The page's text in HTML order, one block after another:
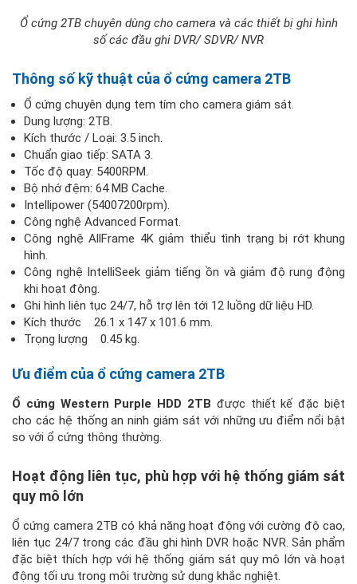
Ổ cứng 2TB chuyên dùng cho camera và các thiết bị ghi hình
số các đầu ghi DVR/ SDVR/ NVR
Thông số kỹ thuật của ổ cứng camera 2TB
Ổ cứng chuyên dụng tem tím cho camera giám sát.
Dung lượng: 2TB.
Kích thước / Loại: 3.5 inch.
Chuẩn giao tiếp: SATA 3.
Tốc độ quay: 5400RPM.
Bộ nhớ đệm: 64 MB Cache.
Intellipower (54007200rpm).
Công nghệ Advanced Format.
Công nghệ AllFrame 4K giảm thiểu tình trạng bị rớt khung
hình.
Công nghệ IntelliSeek giảm tiếng ồn và giảm độ rung động
khi hoạt động.
Ghi hình liên tục 24/7, hỗ trợ lên tới 12 luồng dữ liệu HD.
Kích thước
26.1 x 147 x 101.6 mm.
Trọng lượng
0.45 kg.
Ưu điểm của ổ cứng camera 2TB
Ổ cứng Western Purple HDD 2TB được thiết kế đặc biệt
cho các hệ thống an ninh giám sát với những ưu điểm nổi bật
so với ổ cứng thông thường.
Hoạt động liên tục, phù hợp với hệ thống giám sát
quy mô lớn
Ổ cứng camera 2TB có khả năng hoạt động với cường độ cao,
liên tục 24/7 trong các đầu ghi hình DVR hoặc NVR. Sản phẩm
đặc biệt thích hợp với hệ thống giám sát quy mô lớn và hoạt
động tối ưu trong môi trường sử dụng khắc nghiệt.